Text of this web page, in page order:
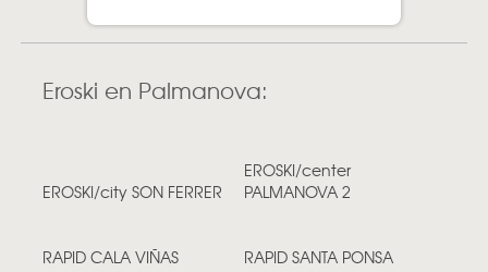
Eroski en Palmanova:
EROSKI/city SON FERRER
EROSKI/center
PALMANOVA 2
RAPID CALA VIÑAS RAPID SANTA PONSA